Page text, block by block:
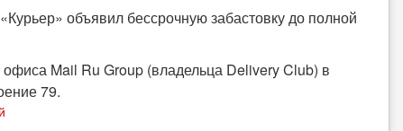
объявил бессрочную забастовку до полной
Mail Ru Group (владельца Delivery Club) в
79.